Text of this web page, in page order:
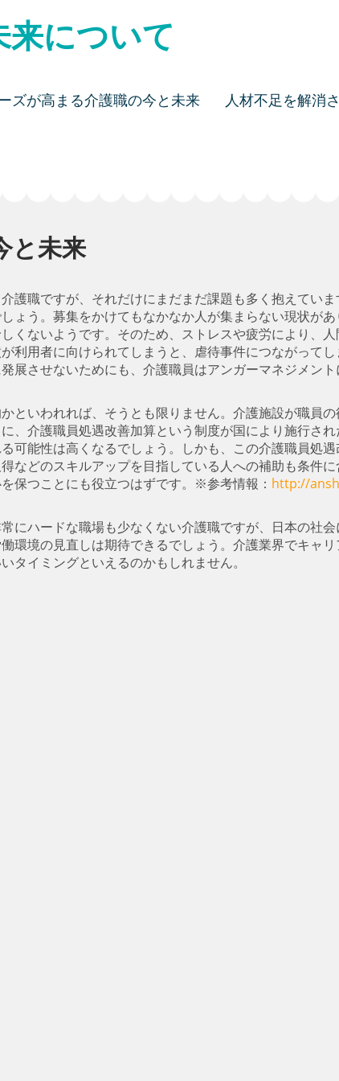
について
ズが高まる介護職の今と未来 人材不足を解消
と未来
護職ですが、それだけにまだまだ課題も多く抱えていま
ょう。募集をかけてもなかなか人が集まらない現状があ
くないようです。そのため、ストレスや疲労により、人
利用者に向けられてしまうと、虐待事件につながってし
展させないためにも、介護職員はアンガーマネジメン
といわれれば、そうとも限りません。介護施設が職員の
、介護職員処遇改善加算という制度が国により施行さ
可能性は高くなるでしょう。しかも、この介護職員処
などのスキルアップを目指している人への補助も条件に
保つことにも役立つはずです。※参考情報： http://
にハードな職場も少なくない介護職ですが、日本の社会
環境の見直しは期待できるでしょう。介護業界でキャリ
タイミングといえるのかもしれません。